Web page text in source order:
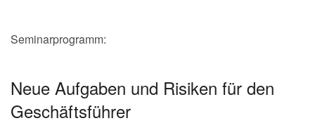
Seminarprogramm:
Neue Aufgaben und Risiken für den
Geschäftsführer